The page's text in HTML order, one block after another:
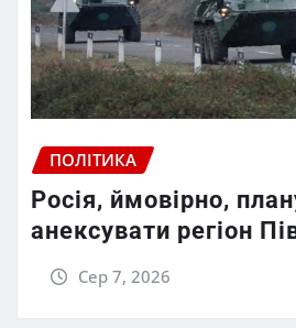
ПОЛІТИКА
Росія, ймовірно,
анексувати регіон
Сер 7, 2026